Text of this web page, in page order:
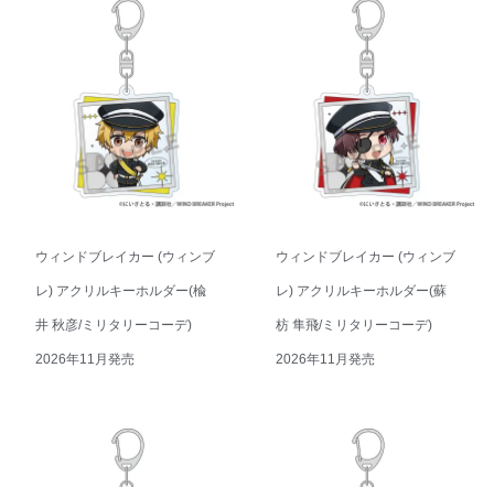
ウィンドブレイカー (ウィンブ
レ) アクリルキーホルダー(楡
井 秋彦/ミリタリーコーデ)
2026年11月発売
ウィンドブレイカー (ウィンブ
レ) アクリルキーホルダー(蘇
枋 隼飛/ミリタリーコーデ)
2026年11月発売